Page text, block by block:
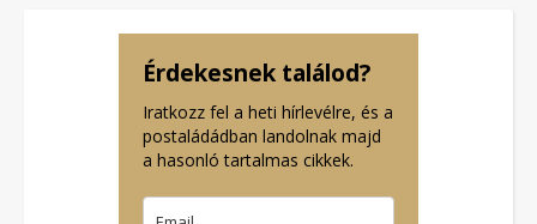
Érdekesnek találod?
Iratkozz fel a heti hírlevélre, és a
postaládádban landolnak majd
a hasonló tartalmas cikkek.